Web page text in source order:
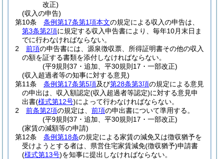
改正)
(収入の申告)
第10条
条例第17条第1項本文の規定による収入の申告は、
第3条第2項に規定する収入申告書により、毎年10月末日ま
でに行わなければならない。
2
前項の申告書には、源泉徴収票、所得証明書その他の収入
の額を証する書類を添付しなければならない。
(平9規則37・追加、平30規則17・一部改正)
(収入超過者等の知事に対する意見)
第11条
条例第17条第5項及び第28条第3項の規定による意見
の申出は、収入額認定(収入超過者等認定)に対する意見申
出書(様式第12号)によって行わなければならない。
2
前条第2項の規定は、 前項の申出書について準用する。
(平9規則37・追加、平30規則17・一部改正)
(家賃の減額等の申請)
第12条
条例第18条の規定による家賃の減免又は徴収猶予を
受けようとする者は、県営住宅家賃減免(徴収猶予)申請書
(様式第13号)を知事に提出しなければならない。